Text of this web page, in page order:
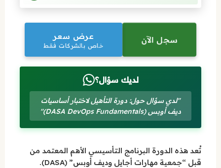
سجل الآن عرض سعر
خاص بالشركات فقط
لديك سؤال؟
"لدي سؤال حول: دورة التأهيل لاختبار أساسيات
ديف أوبس (DASA DevOps Fundamentals)"
تُعد هذه الدورة البرنامج التأسيسي الأهم المعتمد من
قبل “جمعية مهارات أجايل وديف أوبس” (DASA).